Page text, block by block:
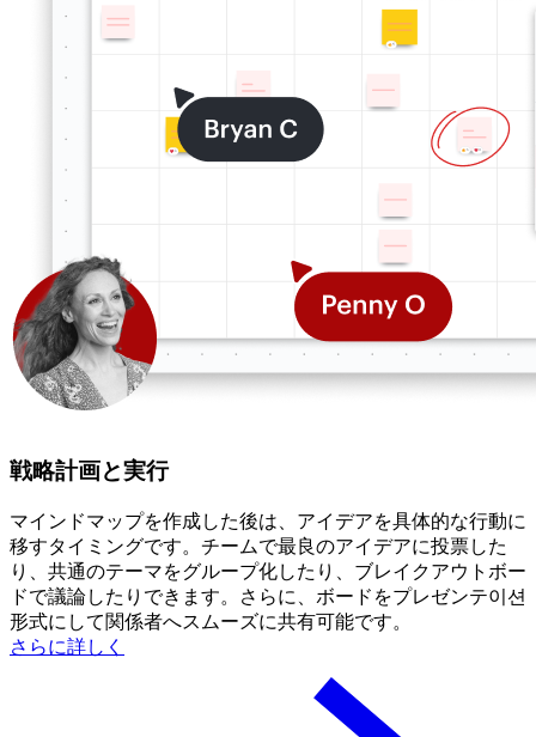
戦略計画と実行
マインドマップを作成した後は、アイデアを具体的な行動に
移すタイミングです。チームで最良のアイデアに投票した
り、共通のテーマをグループ化したり、ブレイクアウトボー
ドで議論したりできます。さらに、ボードをプレゼンテ이션
形式にして関係者へスムーズに共有可能です。
さらに詳しく